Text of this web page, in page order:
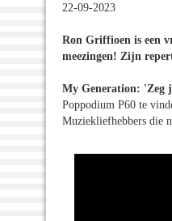
22-09-2023
Ron Griffioen is een
meezingen! Zijn
My Generation: 'Zeg
Poppodium P60 te
Muziekliefhebbers die